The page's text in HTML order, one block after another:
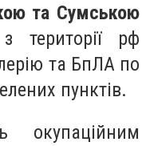
та Сумською
території рф
та БпЛА по
пунктів.
окупаційним